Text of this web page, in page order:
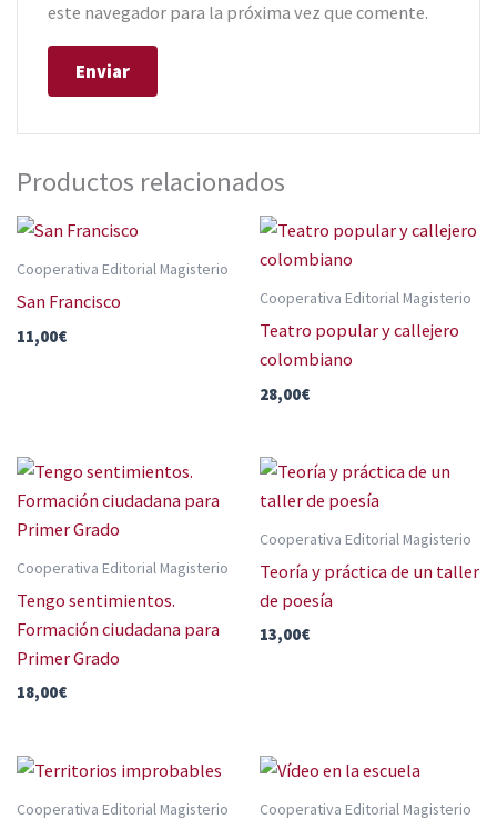
este navegador para la próxima vez que comente.
Productos relacionados
Cooperativa Editorial Magisterio
San Francisco
11,00€
Cooperativa Editorial Magisterio
Teatro popular y callejero
colombiano
28,00€
Cooperativa Editorial Magisterio
Tengo sentimientos.
Formación ciudadana para
Primer Grado
18,00€
Cooperativa Editorial Magisterio
Teoría y práctica de un taller
de poesía
13,00€
Cooperativa Editorial Magisterio Cooperativa Editorial Magisterio